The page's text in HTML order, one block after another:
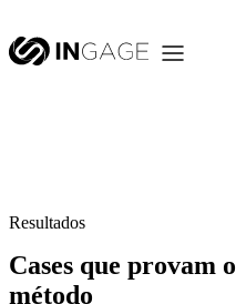
Resultados
Cases que provam o
método